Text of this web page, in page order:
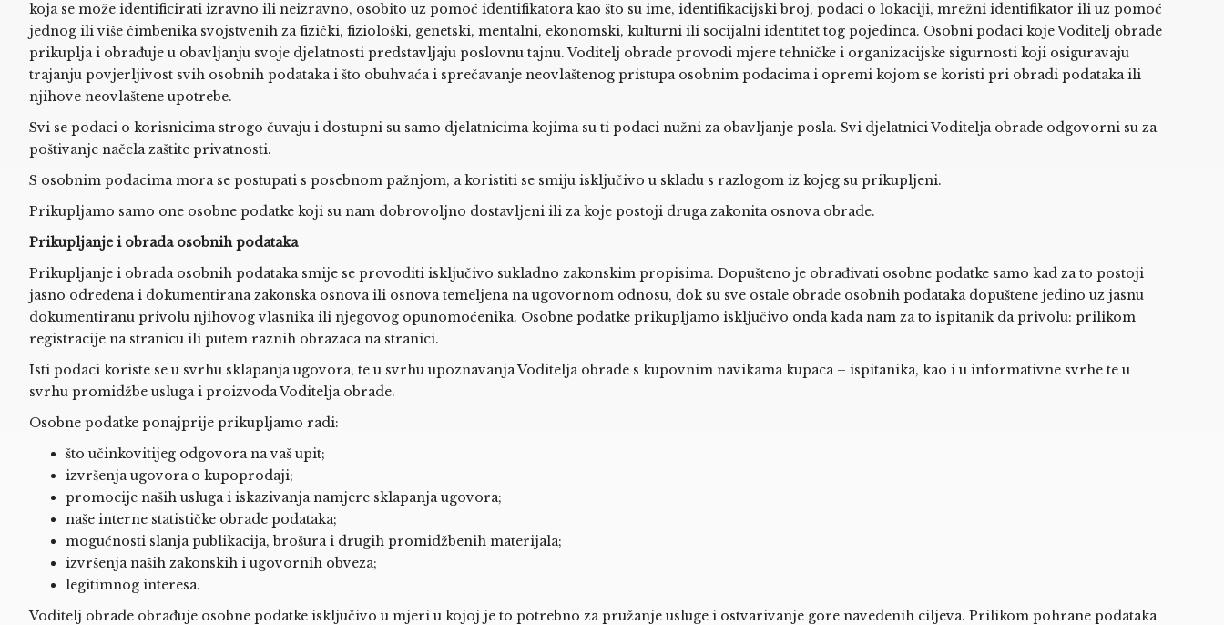
koja se može identificirati izravno ili neizravno, osobito uz pomoć identifikatora kao što su ime, identifikacijski broj, podaci o lokaciji, mrežni identifikator ili uz pomoć
jednog ili više čimbenika svojstvenih za fizički, fiziološki, genetski, mentalni, ekonomski, kulturni ili socijalni identitet tog pojedinca. Osobni podaci koje Voditelj obrade
prikuplja i obrađuje u obavljanju svoje djelatnosti predstavljaju poslovnu tajnu. Voditelj obrade provodi mjere tehničke i organizacijske sigurnosti koji osiguravaju
trajanju povjerljivost svih osobnih podataka i što obuhvaća i sprečavanje neovlaštenog pristupa osobnim podacima i opremi kojom se koristi pri obradi podataka ili
njihove neovlaštene upotrebe.
Svi se podaci o korisnicima strogo čuvaju i dostupni su samo djelatnicima kojima su ti podaci nužni za obavljanje posla. Svi djelatnici Voditelja obrade odgovorni su za
poštivanje načela zaštite privatnosti.
S osobnim podacima mora se postupati s posebnom pažnjom, a koristiti se smiju isključivo u skladu s razlogom iz kojeg su prikupljeni.
Prikupljamo samo one osobne podatke koji su nam dobrovoljno dostavljeni ili za koje postoji druga zakonita osnova obrade.
Prikupljanje i obrada osobnih podataka
Prikupljanje i obrada osobnih podataka smije se provoditi isključivo sukladno zakonskim propisima. Dopušteno je obrađivati osobne podatke samo kad za to postoji
jasno određena i dokumentirana zakonska osnova ili osnova temeljena na ugovornom odnosu, dok su sve ostale obrade osobnih podataka dopuštene jedino uz jasnu
dokumentiranu privolu njihovog vlasnika ili njegovog opunomoćenika. Osobne podatke prikupljamo isključivo onda kada nam za to ispitanik da privolu: prilikom
registracije na stranicu ili putem raznih obrazaca na stranici.
Isti podaci koriste se u svrhu sklapanja ugovora, te u svrhu upoznavanja Voditelja obrade s kupovnim navikama kupaca – ispitanika, kao i u informativne svrhe te u
svrhu promidžbe usluga i proizvoda Voditelja obrade.
Osobne podatke ponajprije prikupljamo radi:
što učinkovitijeg odgovora na vaš upit;
izvršenja ugovora o kupoprodaji;
promocije naših usluga i iskazivanja namjere sklapanja ugovora;
naše interne statističke obrade podataka;
mogućnosti slanja publikacija, brošura i drugih promidžbenih materijala;
izvršenja naših zakonskih i ugovornih obveza;
legitimnog interesa.
Voditelj obrade obrađuje osobne podatke isključivo u mjeri u kojoj je to potrebno za pružanje usluge i ostvarivanje gore navedenih ciljeva. Prilikom pohrane podataka